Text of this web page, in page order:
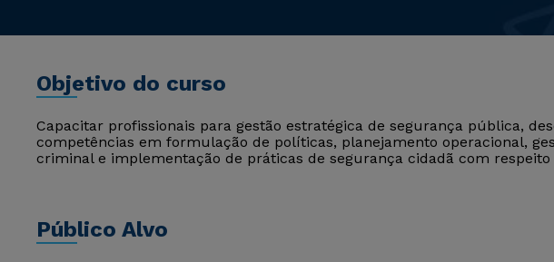
Objetivo do curso
Capacitar profissionais para gestão estratégica de segurança pública,
competências em formulação de políticas, planejamento operacional,
criminal e implementação de práticas de segurança cidadã com
Público Alvo